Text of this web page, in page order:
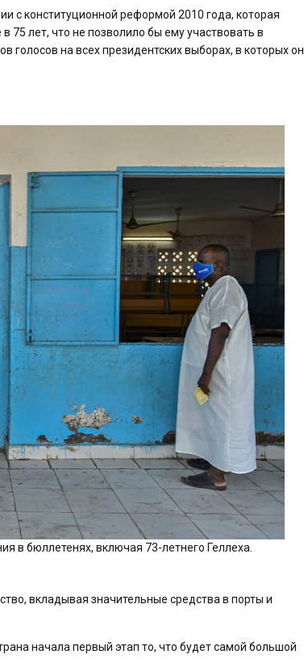
с конституционной реформой 2010 года, которая
75 лет, что не позволило бы ему участвовать в
голосов на всех президентских выборах, в которых он
в бюллетенях, включая 73-летнего Геллеха.
вкладывая значительные средства в порты и
начала первый этап то, что будет самой большой